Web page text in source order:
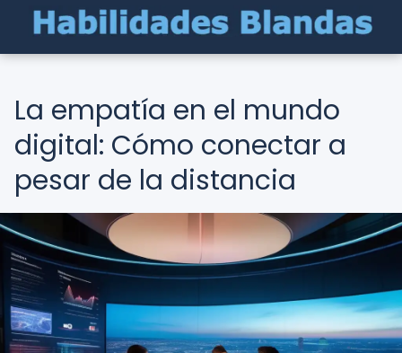
La empatía en el mundo
digital: Cómo conectar a
pesar de la distancia